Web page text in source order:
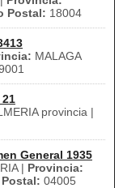
Postal: 18004
MALAGA
provincia |
General 1935
| Provincia:
04005